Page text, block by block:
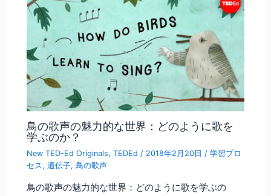
鳥の歌声の魅力的な世界：どのように歌を
学ぶのか？
New TED-Ed Originals,TEDEd / 2018年2月20日 /学習プロ
セス ,遺伝子, 鳥の歌声
鳥の歌声の魅力的な世界：どのように歌を学ぶの